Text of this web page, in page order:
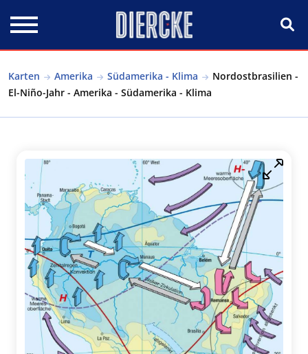
Karten Amerika Südamerika - Klima
Nordostbrasilien -
El-Niño-Jahr - Amerika - Südamerika - Klima